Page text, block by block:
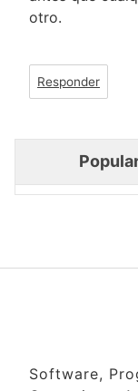
otro.
Responder
Software,